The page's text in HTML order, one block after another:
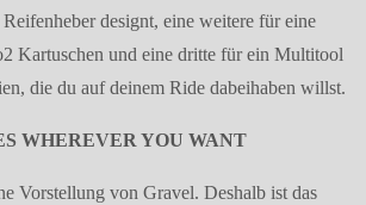
designt, eine weitere für eine
Kartuschen und eine dritte für ein Multitool
die du auf deinem Ride dabeihaben willst.
WHEREVER YOU WANT
Vorstellung von Gravel. Deshalb ist das